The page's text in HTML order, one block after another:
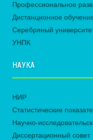
Профессиональное
Дистанционное
Серебряный
УНПК
НАУКА
НИР
Статистические
Научно-
Диссертационный совет